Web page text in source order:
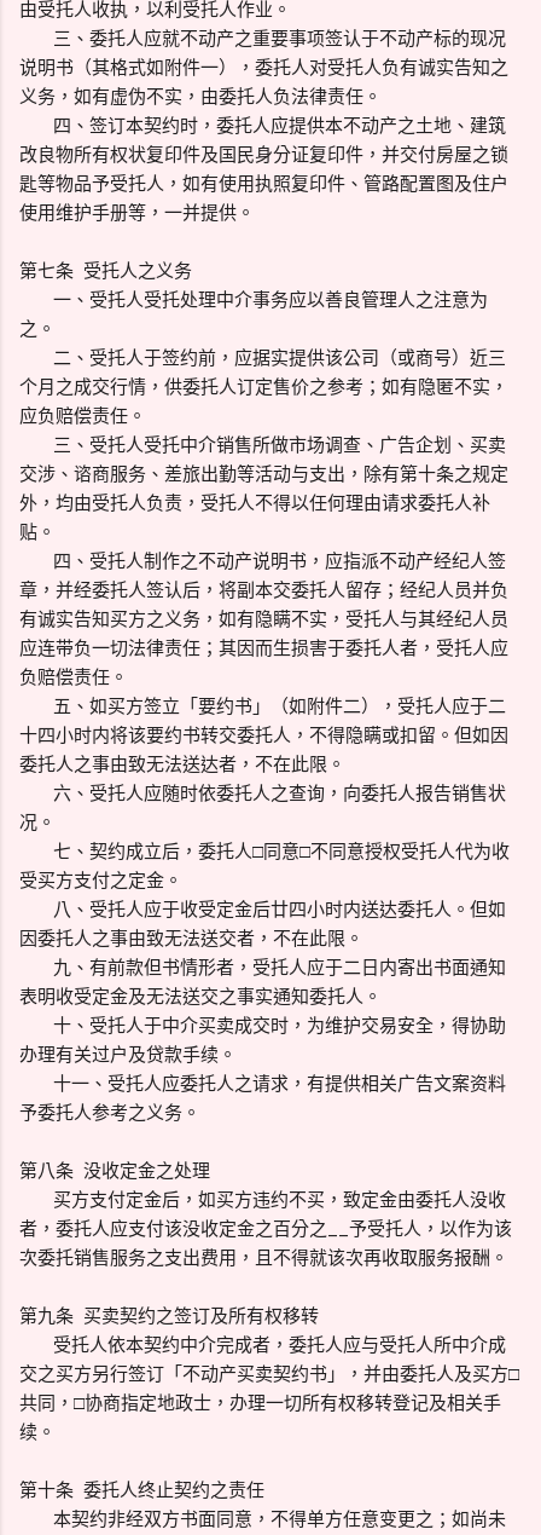
由受托人收执，以利受托人作业。
三、委托人应就不动产之重要事项签认于不动产标的现况
说明书（其格式如附件一），委托人对受托人负有诚实告知之
义务，如有虚伪不实，由委托人负法律责任。
四、签订本契约时，委托人应提供本不动产之土地、建筑
改良物所有权状复印件及国民身分证复印件，并交付房屋之锁
匙等物品予受托人，如有使用执照复印件、管路配置图及住户
使用维护手册等，一并提供。
第七条 受托人之义务
一、受托人受托处理中介事务应以善良管理人之注意为
之。
二、受托人于签约前，应据实提供该公司（或商号）近三
个月之成交行情，供委托人订定售价之参考；如有隐匿不实，
应负赔偿责任。
三、受托人受托中介销售所做市场调查、广告企划、买卖
交涉、谘商服务、差旅出勤等活动与支出，除有第十条之规定
外，均由受托人负责，受托人不得以任何理由请求委托人补
贴。
四、受托人制作之不动产说明书，应指派不动产经纪人签
章，并经委托人签认后，将副本交委托人留存；经纪人员并负
有诚实告知买方之义务，如有隐瞒不实，受托人与其经纪人员
应连带负一切法律责任；其因而生损害于委托人者，受托人应
负赔偿责任。
五、如买方签立「要约书」（如附件二），受托人应于二
十四小时内将该要约书转交委托人，不得隐瞒或扣留。但如因
委托人之事由致无法送达者，不在此限。
六、受托人应随时依委托人之查询，向委托人报告销售状
况。
七、契约成立后，委托人□同意□不同意授权受托人代为收
受买方支付之定金。
八、受托人应于收受定金后廿四小时内送达委托人。但如
因委托人之事由致无法送交者，不在此限。
九、有前款但书情形者，受托人应于二日内寄出书面通知
表明收受定金及无法送交之事实通知委托人。
十、受托人于中介买卖成交时，为维护交易安全，得协助
办理有关过户及贷款手续。
十一、受托人应委托人之请求，有提供相关广告文案资料
予委托人参考之义务。
第八条 没收定金之处理
买方支付定金后，如买方违约不买，致定金由委托人没收
者，委托人应支付该没收定金之百分之__予受托人，以作为该
次委托销售服务之支出费用，且不得就该次再收取服务报酬。
第九条 买卖契约之签订及所有权移转
受托人依本契约中介完成者，委托人应与受托人所中介成
交之买方另行签订「不动产买卖契约书」，并由委托人及买方□
共同，□协商指定地政士，办理一切所有权移转登记及相关手
续。
第十条 委托人终止契约之责任
本契约非经双方书面同意，不得单方任意变更之；如尚未